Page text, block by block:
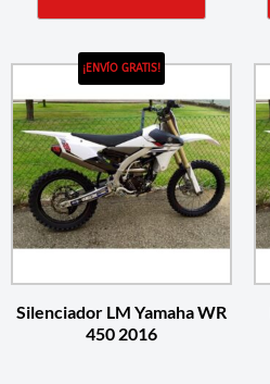
¡ENVÍO GRATIS!
Silenciador LM Yamaha WR
450 2016